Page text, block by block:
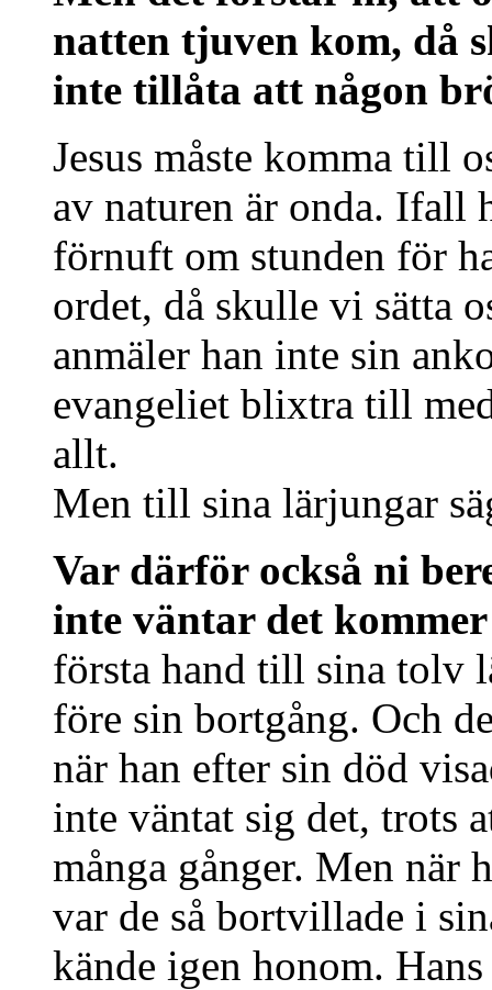
natten tjuven kom, då
inte tillåta att någon
Jesus måste komma till
av naturen är onda. Ifall
förnuft om stunden för
ordet, då skulle vi sätta
anmäler han inte sin
evangeliet blixtra till
allt.
Men till sina lärjungar
Var därför också ni
inte väntar det
första hand till sina tolv
före sin bortgång. Och
när han efter sin död
inte väntat sig det, trots
många gånger. Men när
var de så bortvillade i
kände igen honom.